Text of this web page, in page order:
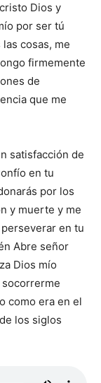
Dios y
por ser tú
cosas, me
firmemente
de
que me
satisfacción de
en tu
por los
y muerte y me
en tu
Abre señor
Dios mío
como era en el
los siglos